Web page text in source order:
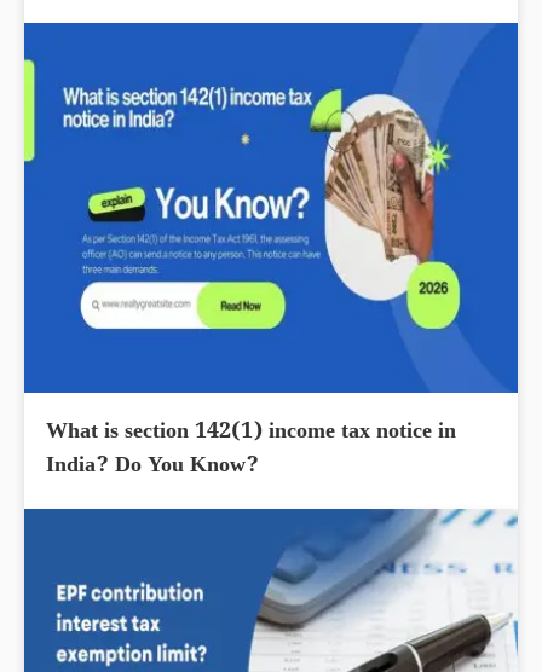
What is section 142(1) income tax notice in
India? Do You Know?